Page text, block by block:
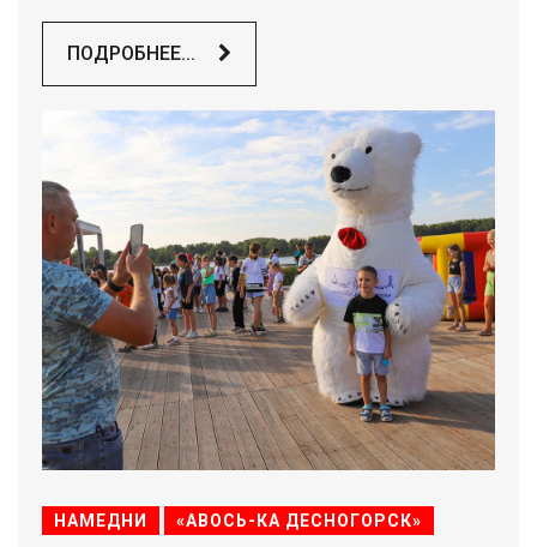
ПОДРОБНЕЕ...
НАМЕДНИ «АВОСЬ-КА ДЕСНОГОРСК»